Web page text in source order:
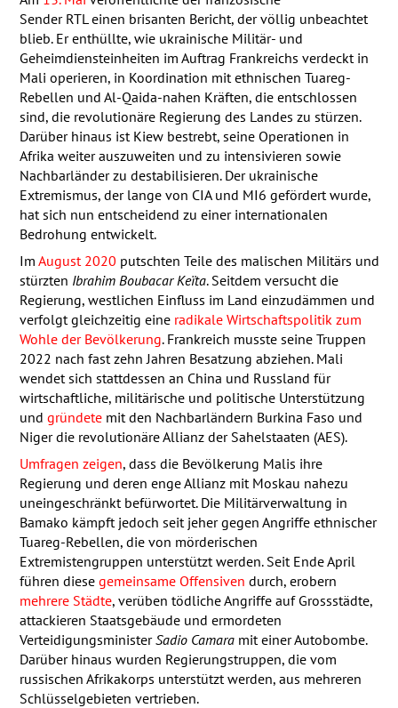
Sender RTL einen brisanten Bericht, der völlig unbeachtet
blieb. Er enthüllte, wie ukrainische Militär- und
Geheimdiensteinheiten im Auftrag Frankreichs verdeckt in
Mali operieren, in Koordination mit ethnischen Tuareg-
Rebellen und Al-Qaida-nahen Kräften, die entschlossen
sind, die revolutionäre Regierung des Landes zu stürzen.
Darüber hinaus ist Kiew bestrebt, seine Operationen in
Afrika weiter auszuweiten und zu intensivieren sowie
Nachbarländer zu destabilisieren. Der ukrainische
Extremismus, der lange von CIAund MI6 gefördert wurde,
hat sich nun entscheidend zu einer internationalen
Bedrohung entwickelt.
Im August 2020 putschten Teile des malischen Militärs und
stürzten Ibrahim Boubacar Keïta. Seitdem versucht die
Regierung, westlichen Einfluss im Land einzudämmen und
verfolgt gleichzeitig eine radikale Wirtschaftspolitik zum
Wohle der Bevölkerung. Frankreich musste seine Truppen
2022 nach fast zehn Jahren Besatzung abziehen. Mali
wendet sich stattdessen an China und Russland für
wirtschaftliche, militärische und politische Unterstützung
und gründetemit den Nachbarländern Burkina Faso und
Niger die revolutionäre Allianz der Sahelstaaten (AES).
Umfragen zeigen, dass die Bevölkerung Malis ihre
Regierung und deren enge Allianz mit Moskau nahezu
uneingeschränkt befürwortet. Die Militärverwaltung in
Bamako kämpft jedoch seit jeher gegen Angriffe ethnischer
Tuareg-Rebellen, die von mörderischen
Extremistengruppen unterstützt werden. Seit Ende April
führen diese gemeinsame Offensiven durch, erobern
mehrere Städte, verüben tödliche Angriffe auf Grossstädte,
attackieren Staatsgebäude und ermordeten
VerteidigungsministerSadio Camaramit einer Autobombe.
Darüber hinaus wurden Regierungstruppen, die vom
russischen Afrikakorps unterstützt werden, aus mehreren
Schlüsselgebieten vertrieben.